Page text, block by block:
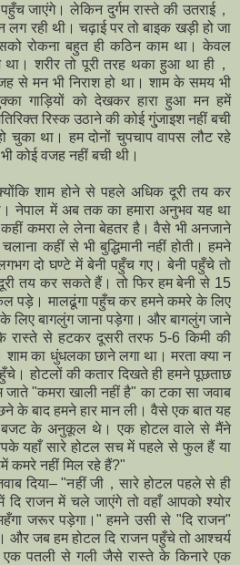
जाएंगे। लेकिन दुर्गम रास्ते की उतराई，
रही थी। चढ़ाई पर तो बाइक खड़ी हो जा
रोकना बहुत ही कठिन काम था। केवल
शरीर तो पूरी तरह थका हुआ था ही，
से मन भी निराश हो था। शाम के समय भी
गाड़ियों को देखकर हारा हुआ मन हमें
रिस्क उठाने की कोई गु्ंजाइश नहीं बची
चुका था। हम दोनों चुपचाप वापस लौट रहे
कोई वजह नहीं बची थी।
शाम होने से पहले अधिक दूरी तय कर
नेपाल में अब तक का हमारा अनुभव यह था
कहीं कमरा ले लेना बेहतर है। वैसे भी अनजाने
कहीं से भी बुद्धिमानी नहीं होती। हमने
दो घण्टे में बेनी पहुँच गए। बेनी पहुँचे तो
तय कर सकते हैं। तो फिर हम बेनी से 15
पड़े। मालढूंगा पहुँच कर हमने कमरे के लिए
लिए बागलुंग जाना पड़ेगा। और बागलुंग जाने
रास्ते से हटकर दूसरी तरफ 5-6 किमी की
शाम का धुंधलका छाने लगा था। मरता क्या न
होटलों की कतार दिखते ही हमने पूछताछ
"कमरा खाली नहीं है" का टका सा जवाब
के बाद हमने हार मान ली। वैसे एक बात यह
बजट के अनुकूल थे। एक होटल वाले से मैंने
यहाँ सारे होटल सच में पहले से फुल हैं या
कमरे नहीं मिल रहे हैं?"
दिया– "नहीं जी，सारे होटल पहले से ही
राजन में चले जाएंगे तो वहाँ आपको श्योर
जरूर पड़ेगा।" हमने उसी से "दि राजन"
और जब हम होटल दि राजन पहुँचे तो आश्चर्य
पतली से गली जैसे रास्ते के किनारे एक